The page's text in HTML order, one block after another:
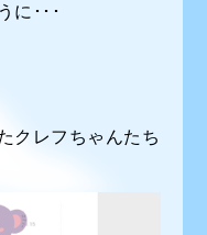
に･･･
クレフちゃんたち